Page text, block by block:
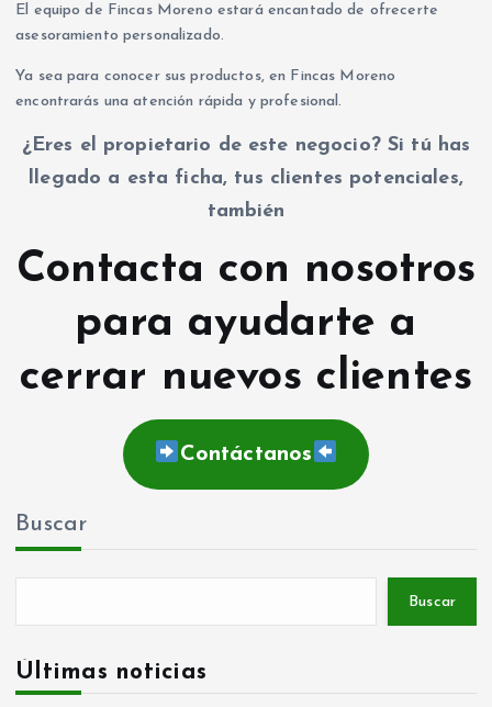
El equipo de Fincas Moreno estará encantado de ofrecerte
asesoramiento personalizado.
Ya sea para conocer sus productos, en Fincas Moreno
encontrarás una atención rápida y profesional.
¿Eres el propietario de este negocio? Si tú has
llegado a esta ficha, tus clientes potenciales,
también
Contacta con nosotros
para ayudarte a
cerrar nuevos clientes
Contáctanos
Buscar
Buscar
Últimas noticias